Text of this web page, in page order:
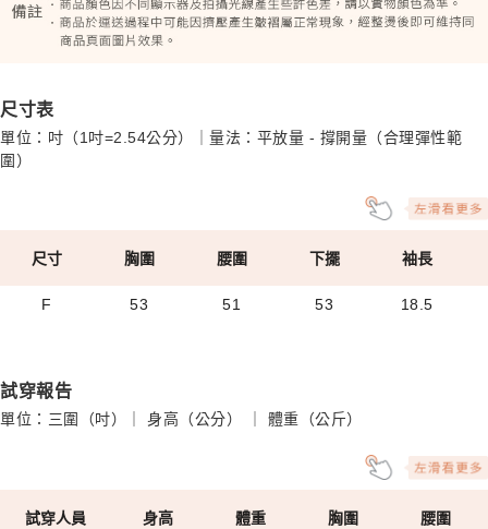
尺寸表
單位：吋（1吋=2.54公分）｜量法：平放量 - 撐開量（合理彈性範
圍）
尺寸 胸圍 腰圍 下擺 袖長
F 53 51 53 18.5
試穿報告
單位：三圍（吋）｜ 身高（公分） ｜ 體重（公斤）
試穿人員 身高 體重 胸圍 腰圍